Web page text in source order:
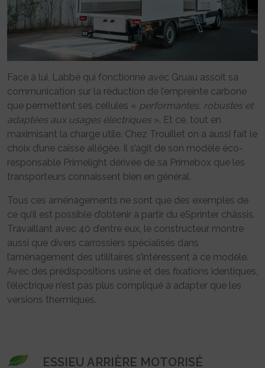
Face à lui, Labbé qui fonctionne avec Gruau assoit sa
communication sur la réduction de l’empreinte carbone
que permettent ses cellules « performantes, robustes et
adaptées aux usages électriques». Et ce, tout en
maximisant la charge utile. Chez Trouillet on a aussi fait le
choix d’une caisse allégée. Il s’agit de son modèle éco-
responsable Primelight dérivée de sa Primebox que les
transporteurs connaissent bien en général.
Tous ces aménagements ne sont que des exemples de
ce qu’il est possible d’obtenir à partir du eSprinter châssis.
Travaillant avec 40 d’entre eux, le constructeur montre
aussi que divers carrossiers spécialisés dans
l’aménagement des utilitaires s’intéressent à ce modèle.
Avec des prédispositions usine et des fixations identiques,
l’électrique n’est pas plus compliqué à adapter que les
versions thermiques.
ESSIEU ARRIÈRE MOTORISÉ